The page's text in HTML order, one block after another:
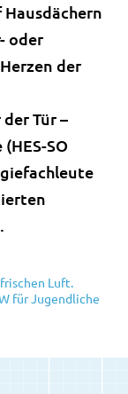
oder
der
Tür –
SO
Luft.
für Jugendliche